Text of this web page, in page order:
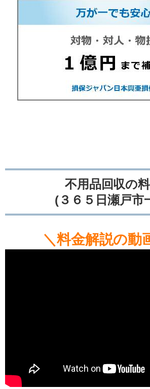
不用品回収の
(３６５日瀬戸市
＼料金解説の動